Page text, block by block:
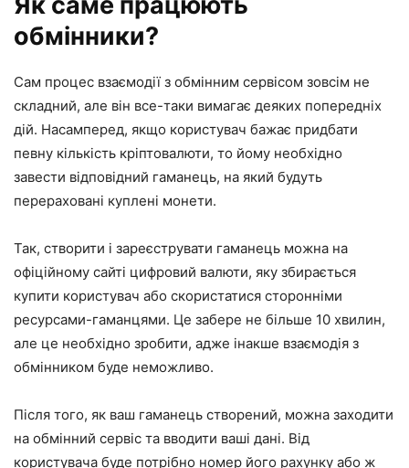
обмінники?
Сам процес взаємодії з обмінним сервісом зовсім не
складний, але він все-таки вимагає деяких попередніх
дій. Насамперед, якщо користувач бажає придбати
певну кількість кріптовалюти, то йому необхідно
завести відповідний гаманець, на який будуть
перераховані куплені монети.
Так, створити і зареєструвати гаманець можна на
офіційному сайті цифровий валюти, яку збирається
купити користувач або скористатися сторонніми
ресурсами-гаманцями. Це забере не більше 10 хвилин,
але це необхідно зробити, адже інакше взаємодія з
обмінником буде неможливо.
Після того, як ваш гаманець створений, можна заходити
на обмінний сервіс та вводити ваші дані. Від
користувача буде потрібно номер його рахунку або ж